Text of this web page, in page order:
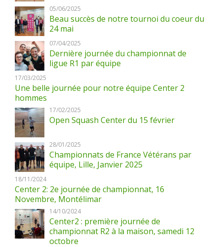
05/06/2025
Beau succès de notre tournoi du coeur du
24 mai
07/04/2025
Dernière journée du championnat de
ligue R1 par équipe
17/03/2025
Une belle journée pour notre équipe Center 2
hommes
17/02/2025
Open Squash Center du 15 février
28/01/2025
Championnats de France Vétérans par
équipe, Lille, Janvier 2025
18/11/2024
Center 2: 2e journée de championnat, 16
Novembre, Montélimar
14/10/2024
Center2 : première journée de
championnat R2 à la maison, samedi 12
octobre